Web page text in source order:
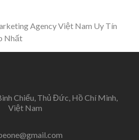
Agency Việt Nam Uy Tín
Nhất
Chiểu, Thủ Đức, Hồ Chí Minh,
Việt Nam